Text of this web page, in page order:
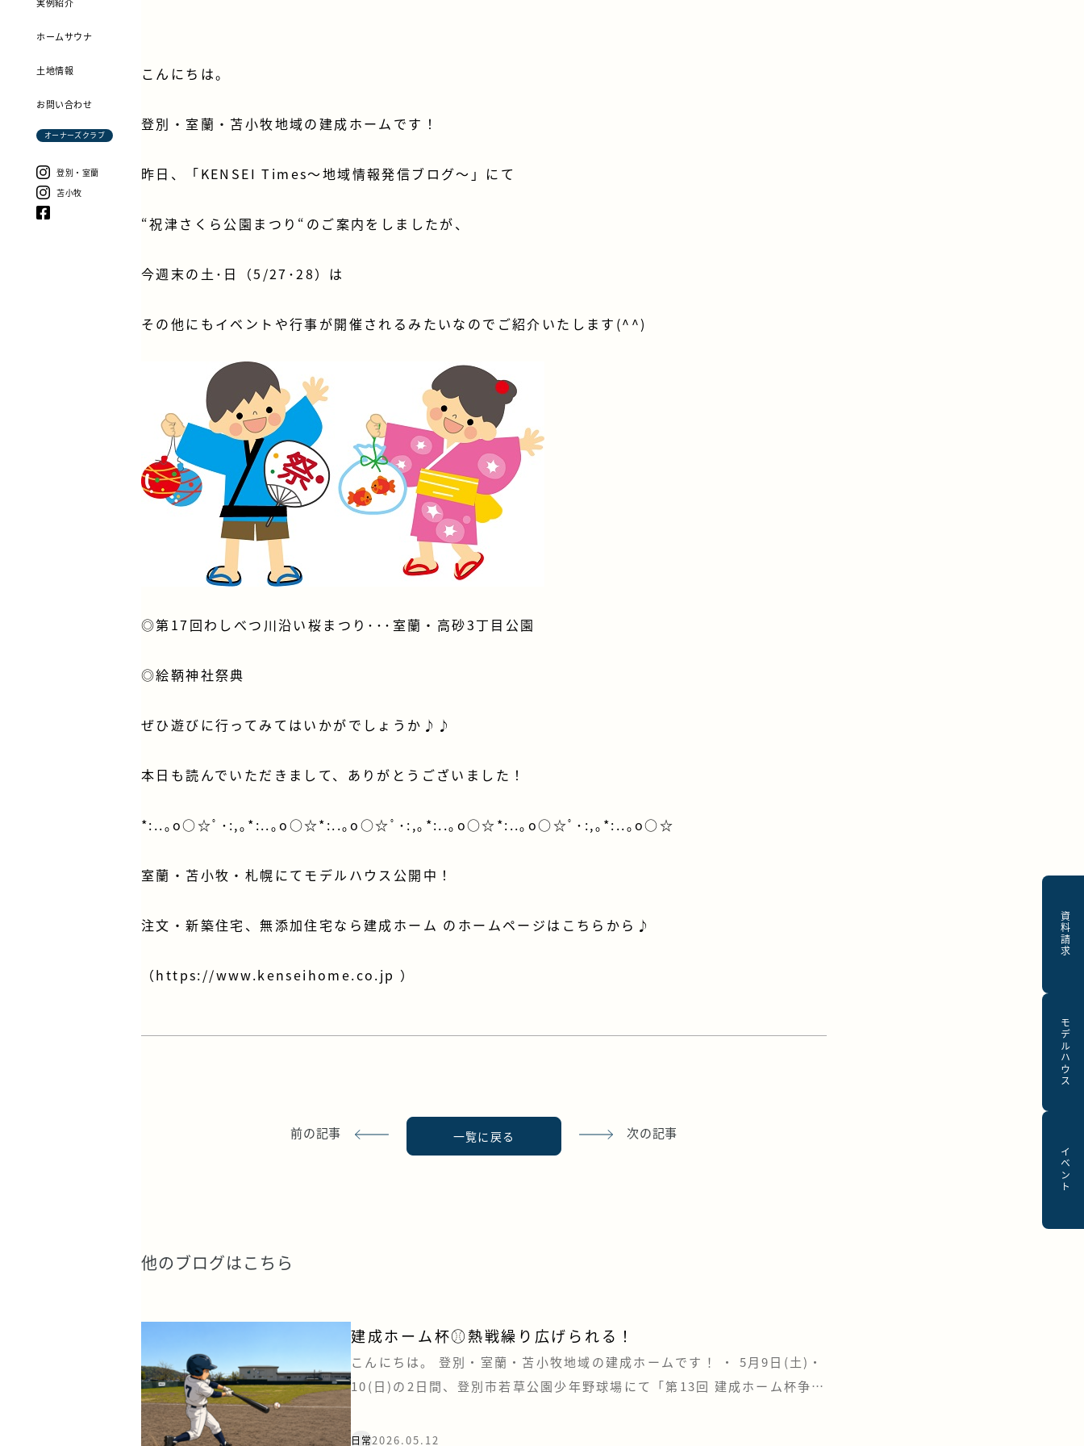
ホームサウナ
土地情報
お問い合わせ
オーナーズクラブ
登別・室蘭
苫小牧
資料請求
モデルハウス
イベント
こんにちは。
登別・室蘭・苫小牧地域の建成ホームです！
昨日、「KENSEI Times～地域情報発信ブログ～ 」にて
“祝津さくら公園まつり “のご案内をしましたが、
今週末の土･日（5/27･28）は
その他にもイベントや行事が開催されるみたいなのでご紹介いたします(^^)
◎第17回わしべつ川沿い桜まつり･･･室蘭・高砂3丁目公園
◎絵鞆神社祭典
ぜひ遊びに行ってみてはいかがでしょうか♪♪
本日も読んでいただきまして、ありがとうございました！
*:..｡o○☆ﾟ･:,｡*:..｡o○☆*:..｡o○☆ﾟ･:,｡*:..｡o○☆*:..｡o○☆ﾟ･:,｡*:..｡o○☆
室蘭・苫小牧・札幌にてモデルハウス公開中！
注文・新築住宅、無添加住宅なら建成ホーム のホームページはこちらから♪
（https://www.kenseihome.co.jp ）
前の記事 一覧に戻る 次の記事
他のブログはこちら
建成ホーム杯⚾熱戦繰り広げられる！
こんにちは。 登別・室蘭・苫小牧地域の建成ホームです！ ・ 5月9日(土)・
10(日)の2日間、登別市若草公園少年野球場にて「第13回 建成ホーム杯争奪
た今大会ですが、今年も例年に違わぬ素晴らしい熱戦が繰り広げられまし
日常2026.05.12